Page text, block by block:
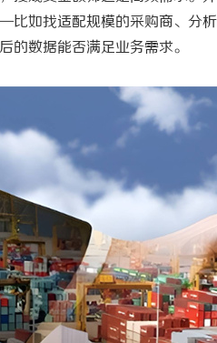
如找适配规模的采购商、分
的数据能否满足业务需求。